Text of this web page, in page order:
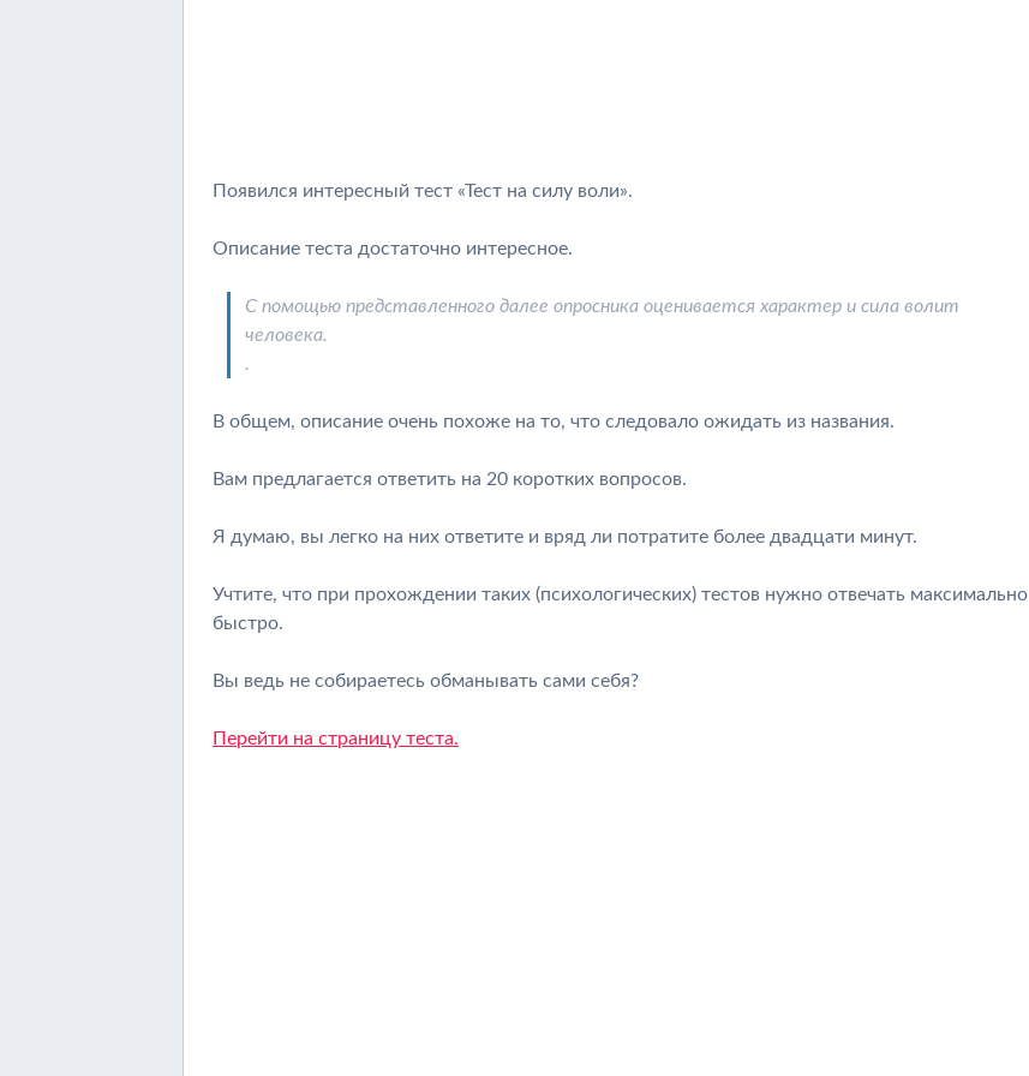
Появился интересный тест «Тест на силу воли».
Описание теста достаточно интересное.
С помощью представленного далее опросника оценивается характер и сила волит
человека.
.
В общем, описание очень похоже на то, что следовало ожидать из названия.
Вам предлагается ответить на 20 коротких вопросов.
Я думаю, вы легко на них ответите и вряд ли потратите более двадцати минут.
Учтите, что при прохождении таких (психологических) тестов нужно отвечать максимально
быстро.
Вы ведь не собираетесь обманывать сами себя?
Перейти на страницу теста.